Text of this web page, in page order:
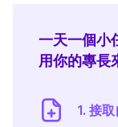
一天一個小
用你的專長
1. 接